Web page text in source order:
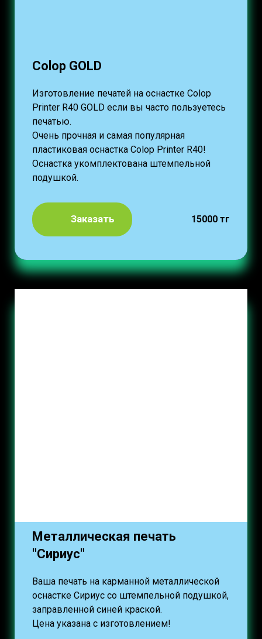
Colop GOLD
Изготовление печатей на оснастке Colop
Printer R40 GOLD если вы часто пользуетесь
печатью.
Очень прочная и самая популярная
пластиковая оснастка Colop Printer R40!
Оснастка укомплектована штемпельной
подушкой.
Заказать 15000 тг
Металлическая печать
"Сириус"
Ваша печать на карманной металлической
оснастке Сириус со штемпельной подушкой,
заправленной синей краской.
Цена указана с изготовлением!